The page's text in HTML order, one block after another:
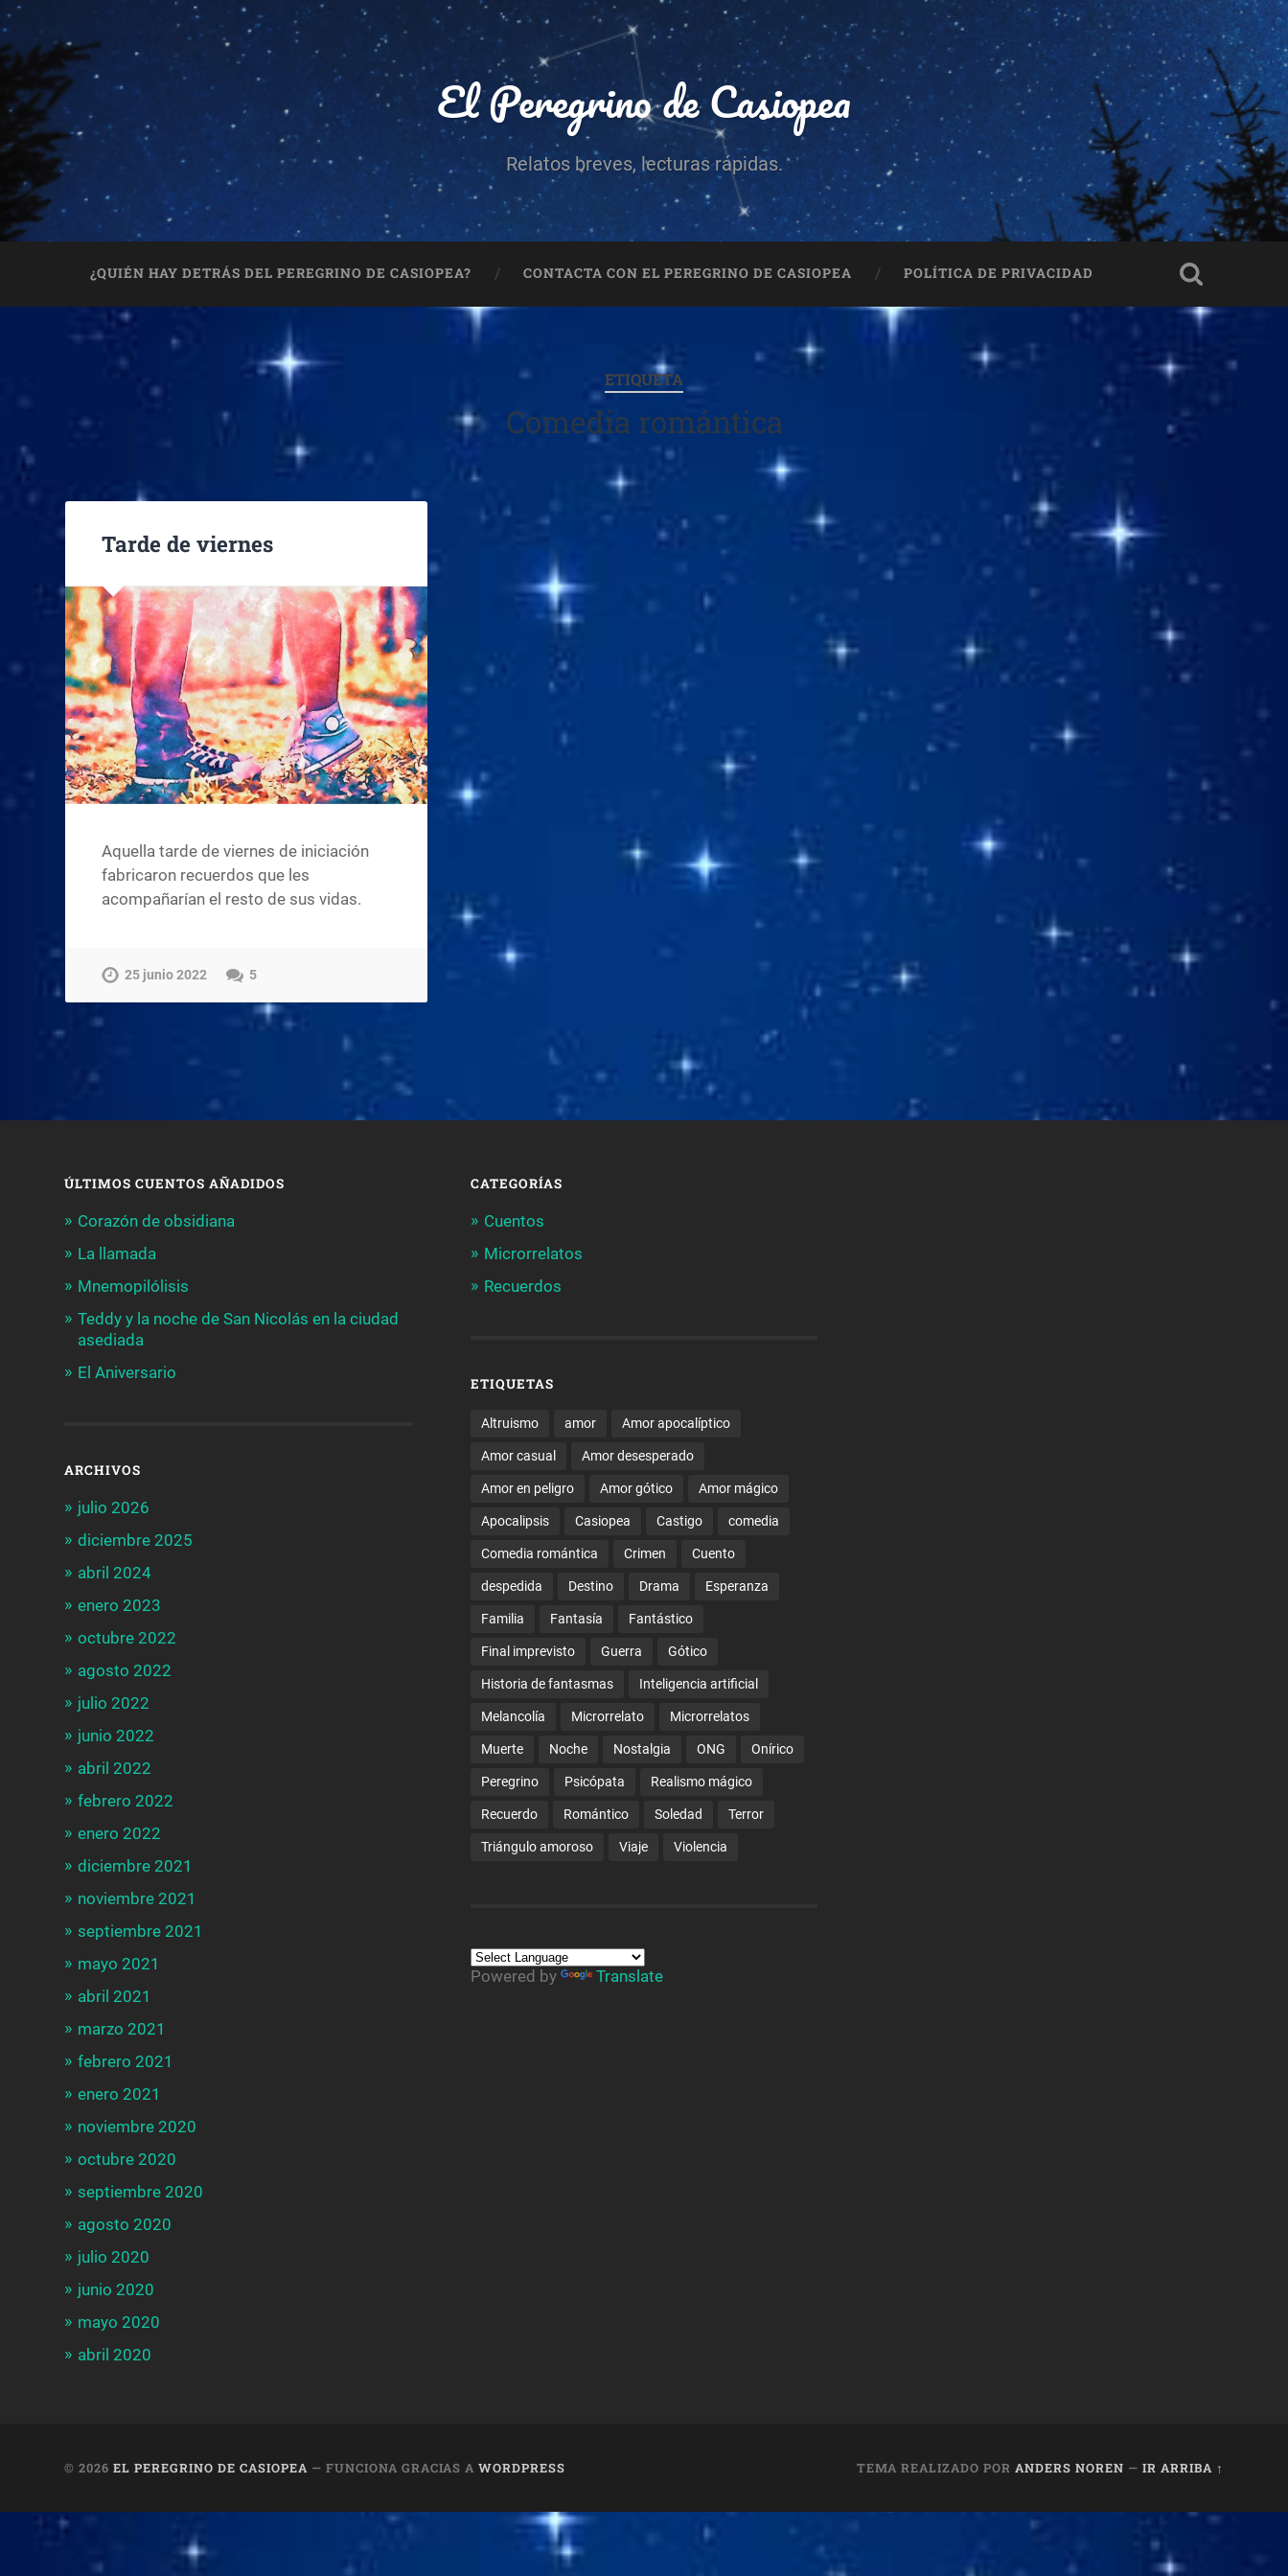
El Peregrino de Casiopea
Relatos breves, lecturas rápidas.
¿QUIÉN HAY DETRÁS DEL PEREGRINO DE CASIOPEA? CONTACTA CON EL PEREGRINO DE CASIOPEA POLÍTICA DE PRIVACIDAD
ETIQUETA
Comedia romántica
Tarde de viernes
Aquella tarde de viernes de iniciación
fabricaron recuerdos que les
acompañarían el resto de sus vidas.
25 junio 2022 5
ÚLTIMOS CUENTOS AÑADIDOS
Corazón de obsidiana
La llamada
Mnemopilólisis
Teddy y la noche de San Nicolás en la ciudad
asediada
El Aniversario
ARCHIVOS
julio 2026
diciembre 2025
abril 2024
enero 2023
octubre 2022
agosto 2022
julio 2022
junio 2022
abril 2022
febrero 2022
enero 2022
diciembre 2021
noviembre 2021
septiembre 2021
mayo 2021
abril 2021
marzo 2021
febrero 2021
enero 2021
noviembre 2020
octubre 2020
septiembre 2020
agosto 2020
julio 2020
junio 2020
mayo 2020
abril 2020
CATEGORÍAS
Cuentos
Microrrelatos
Recuerdos
ETIQUETAS
Altruismo amor Amor apocalíptico
Amor casual Amor desesperado
Amor en peligro Amor gótico Amor mágico
Apocalipsis Casiopea Castigo comedia
Comedia romántica Crimen Cuento
despedida Destino Drama Esperanza
Familia Fantasía Fantástico
Final imprevisto Guerra Gótico
Historia de fantasmas Inteligencia artificial
Melancolía Microrrelato Microrrelatos
Muerte Noche Nostalgia ONG Onírico
Peregrino Psicópata Realismo mágico
Recuerdo Romántico Soledad Terror
Triángulo amoroso Viaje Violencia
Powered by Translate
© 2026EL PEREGRINO DE CASIOPEA — FUNCIONA GRACIAS AWORDPRESS TEMA REALIZADO POR ANDERS NOREN — IR ARRIBA ↑